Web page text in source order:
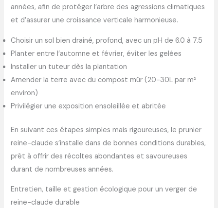
années, afin de protéger l’arbre des agressions climatiques
et d’assurer une croissance verticale harmonieuse.
Choisir un sol bien drainé, profond, avec un pH de 6.0 à 7.5
Planter entre l’automne et février, éviter les gelées
Installer un tuteur dès la plantation
Amender la terre avec du compost mûr (20-30L par m²
environ)
Privilégier une exposition ensoleillée et abritée
En suivant ces étapes simples mais rigoureuses, le prunier
reine-claude s’installe dans de bonnes conditions durables,
prêt à offrir des récoltes abondantes et savoureuses
durant de nombreuses années.
Entretien, taille et gestion écologique pour un verger de
reine-claude durable